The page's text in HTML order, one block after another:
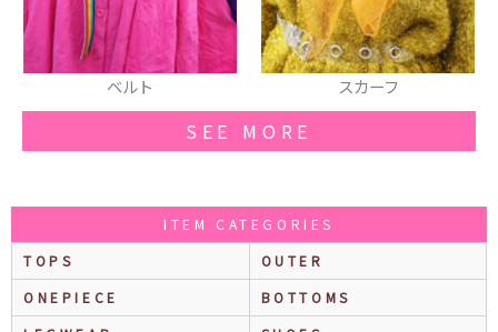
スカーフ ベルト
SEE MORE
ITEM CATEGORIES
TOPS
OUTER
ONEPIECE
BOTTOMS